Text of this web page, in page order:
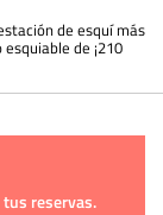
de esquí más
de ¡210
tus reservas.